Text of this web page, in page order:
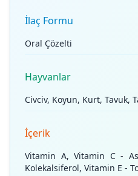
İlaç Formu
Oral Çözelti
Hayvanlar
Civciv, Koyun, Kurt, Tavuk,
İçerik
Vitamin A, Vitamin C -
Kolekalsiferol, Vitamin E -